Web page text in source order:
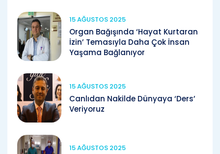
15 AĞUSTOS 2025
Organ Bağışında ‘Hayat Kurtaran
İzin’ Temasıyla Daha Çok İnsan
Yaşama Bağlanıyor
15 AĞUSTOS 2025
Canlıdan Nakilde Dünyaya ‘Ders’
Veriyoruz
15 AĞUSTOS 2025